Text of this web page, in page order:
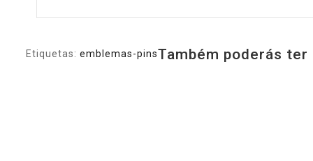
Etiquetas: emblemas-pinsTambém poderás